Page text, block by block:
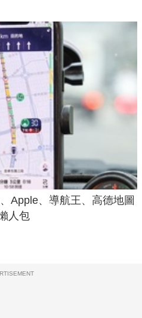
Apple、導航王、高德地圖
人包